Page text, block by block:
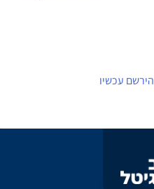
הירשם עכשיו